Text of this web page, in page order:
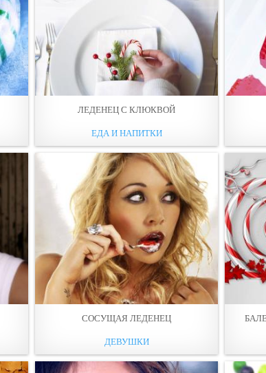
ЛЕДЕНЕЦ С КЛЮКВОЙ
ЕДА И НАПИТКИ
СОСУЩАЯ ЛЕДЕНЕЦ
ДЕВУШКИ